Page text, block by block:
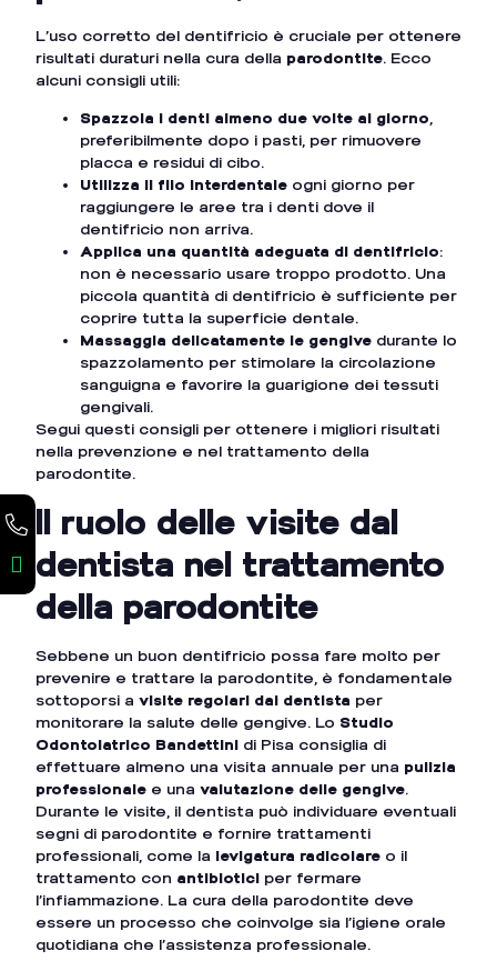
L’uso corretto del dentifricio è cruciale per ottenere
risultati duraturi nella cura della parodontite. Ecco
alcuni consigli utili:
Spazzola i denti almeno due volte al giorno,
preferibilmente dopo i pasti, per rimuovere
placca e residui di cibo.
Utilizza il filo interdentale ogni giorno per
raggiungere le aree tra i denti dove il
dentifricio non arriva.
Applica una quantità adeguata di dentifricio:
non è necessario usare troppo prodotto. Una
piccola quantità di dentifricio è sufficiente per
coprire tutta la superficie dentale.
Massaggia delicatamente le gengive durante lo
spazzolamento per stimolare la circolazione
sanguigna e favorire la guarigione dei tessuti
gengivali.
Segui questi consigli per ottenere i migliori risultati
nella prevenzione e nel trattamento della
parodontite.
Il ruolo delle visite dal
dentista nel trattamento
della parodontite
Sebbene un buon dentifricio possa fare molto per
prevenire e trattare la parodontite, è fondamentale
sottoporsi a visite regolari dal dentista per
monitorare la salute delle gengive. Lo Studio
Odontoiatrico Bandettini di Pisa consiglia di
effettuare almeno una visita annuale per una pulizia
professionale e una valutazione delle gengive.
Durante le visite, il dentista può individuare eventuali
segni di parodontite e fornire trattamenti
professionali, come la levigatura radicolare o il
trattamento con antibiotici per fermare
l’infiammazione. La cura della parodontite deve
essere un processo che coinvolge sia l’igiene orale
quotidiana che l’assistenza professionale.